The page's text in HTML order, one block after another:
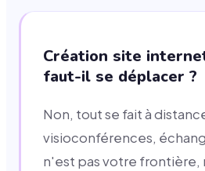
Création site
faut-il se déplacer ?
Non, tout se fait à
visioconférences,
n'est pas votre frontière,